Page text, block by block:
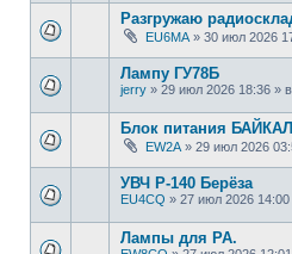
Разгружаю
EU6MA » 30 июл 2026
Лампу ГУ78Б
jerry » 29 июл 2026 18:36 »
Блок питания
EW2A » 29 июл 2026
УВЧ Р-140 Берёза
EU4CQ » 27 июл 2026 14:00
Лампы для РА.